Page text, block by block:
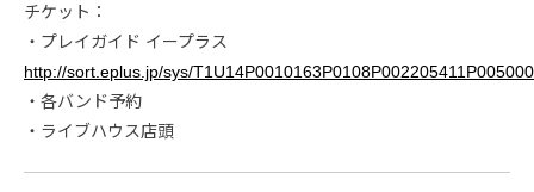
チケット：
・プレイガイド イープラス
http://sort.eplus.jp/sys/
・各バンド予約
・ライブハウス店頭